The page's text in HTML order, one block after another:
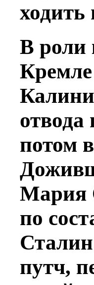
ходить
В роли
отвода
потом
Мария
по
путч,